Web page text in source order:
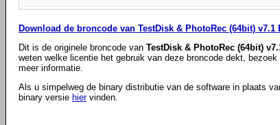
Download de broncode van TestDisk & PhotoRec (64bit) v7.1
Dit is de originele broncode van TestDisk & PhotoRec (64bit)
weten welke licentie het gebruik van deze broncode dekt, bezoek
meer informatie.
Als u simpelweg de binary distributie van de software in plaats
binary versie hiervinden.